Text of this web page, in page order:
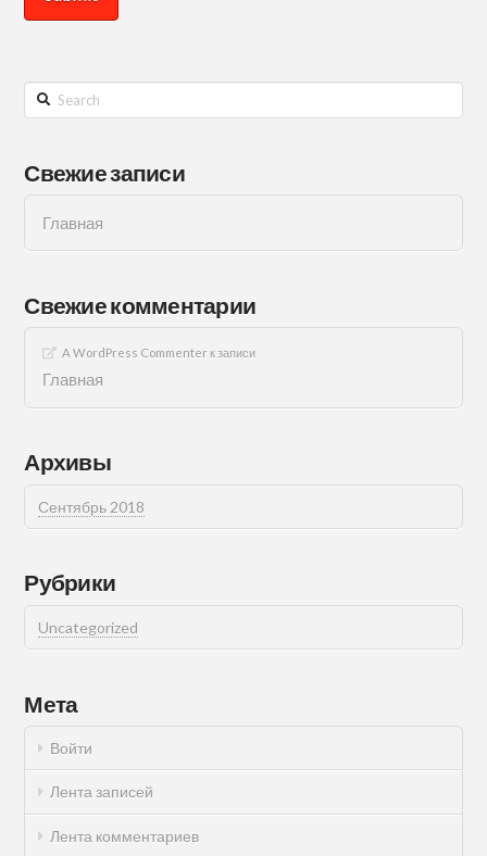
Search
Свежие записи
Главная
Свежие комментарии
A WordPress Commenterк записи
Главная
Архивы
Сентябрь 2018
Рубрики
Uncategorized
Мета
Войти
Лента записей
Лента комментариев